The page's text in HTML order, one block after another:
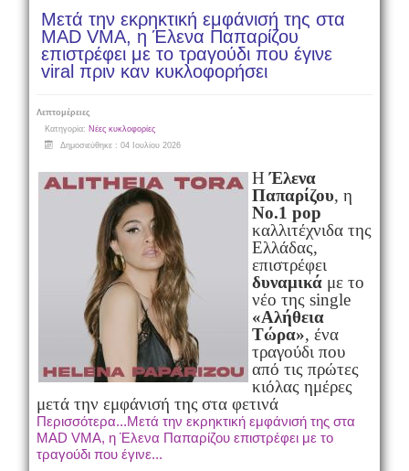
Μετά την εκρηκτική εμφάνισή της στα
MAD VMA, η Έλενα Παπαρίζου
επιστρέφει με το τραγούδι που έγινε
viral πριν καν κυκλοφορήσει
Λεπτομέρειες
Κατηγορία: Νέες κυκλοφορίες
Δημοσιεύθηκε : 04 Ιουλίου 2026
ΗΈλενα
Παπαρίζου, η
Νο.1 pop
καλλιτέχνιδα της
Ελλάδας,
επιστρέφει
δυναμικάμε το
νέο της single
«Αλήθεια
Τώρα», ένα
τραγούδι που
από τις πρώτες
κιόλας ημέρες
μετά την εμφάνισή της στα φετινά
Περισσότερα...Μετά την εκρηκτική εμφάνισή της στα
MAD VMA, η Έλενα Παπαρίζου επιστρέφει με το
τραγούδι που έγινε...